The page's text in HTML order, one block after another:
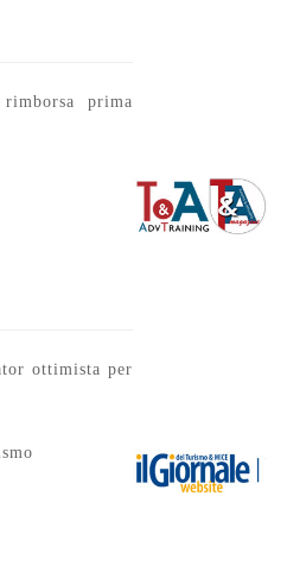
prima
ottimista per